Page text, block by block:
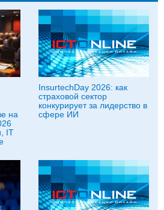
на
IT
InsurtechDay 2026: как
страховой сектор
конкурирует за лидерство в
сфере ИИ